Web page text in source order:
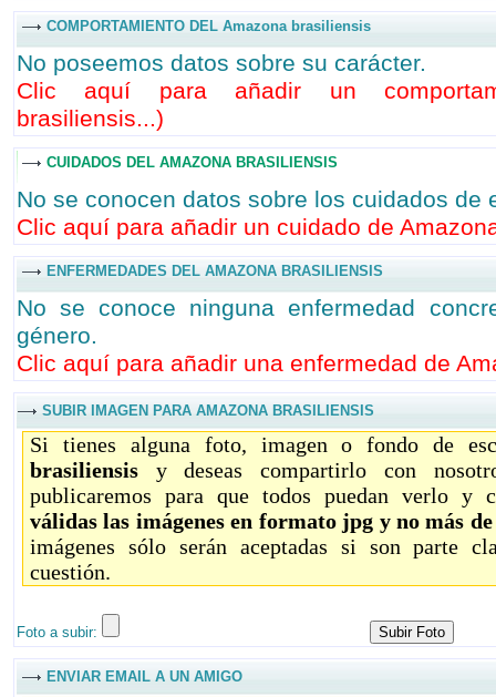
COMPORTAMIENTO DEL Amazona brasiliensis
No poseemos datos sobre su carácter.
Clic aquí para añadir un
brasiliensis...)
CUIDADOS DEL AMAZONA BRASILIENSIS
No se conocen datos sobre los cuidados de
Clic aquí para añadir un cuidado de
ENFERMEDADES DEL AMAZONA BRASILIENSIS
No se conoce ninguna enfermedad
género.
Clic aquí para añadir una enfermedad de
SUBIR IMAGEN PARA AMAZONA BRASILIENSIS
Si tienes alguna foto, imagen o fondo de
brasiliensis y deseas compartirlo con
publicaremos para que todos puedan verlo y
válidas las imágenes en formato jpg y no más
imágenes sólo serán aceptadas si son parte
cuestión.
Foto a subir:
ENVIAR EMAIL A UN AMIGO